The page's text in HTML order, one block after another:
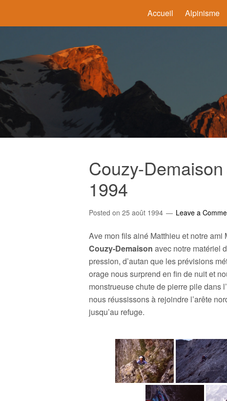
Accueil Alpinisme
Couzy-
1994
Posted on 25 août 1994 Leave a
Ave mon fils ainé Matthieu et notre
Couzy-Demaison avec notre matériel
pression, d’autan que les prévisions
orage nous surprend en fin de nuit et
monstrueuse chute de pierre pile dans
nous réussissons à rejoindre l’arête
jusqu’au refuge.